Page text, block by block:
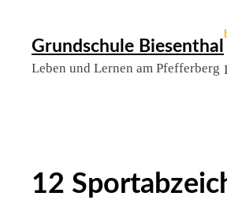
Grundschule Biesenthal
Leben und Lernen am Pfefferberg
12